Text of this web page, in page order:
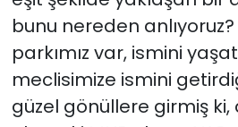
bunu nereden
parkımız var, ismini
meclisimize ismini
güzel gönüllere girmiş